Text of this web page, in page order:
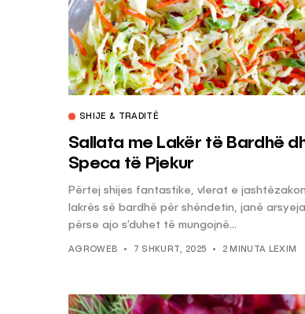
SHIJE & TRADITË
Sallata me Lakër të Bardhë
Speca të Pjekur
Përtej shijes fantastike, vlerat e
lakrës së bardhë për shëndetin, janë
përse ajo s’duhet të mungojnë...
AGROWEB 7 SHKURT, 2025 2 MINUTA LEXIM
Pse Nuk
Letrën e
e
AGROWEB